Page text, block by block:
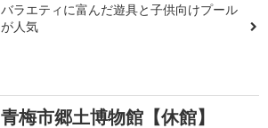
バラエティに富んだ遊具と子供向けプール
が人気
青梅市郷土博物館【休館】